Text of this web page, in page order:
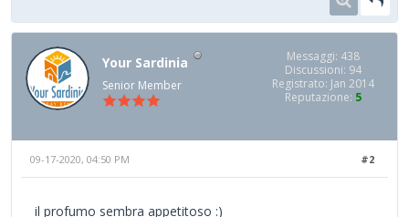
Your Sardinia
Senior Member
Messaggi: 438
Discussioni: 94
Registrato: Jan 2014
Reputazione: 5
#2
09-17-2020, 04:50 PM
il profumo sembra appetitoso :)